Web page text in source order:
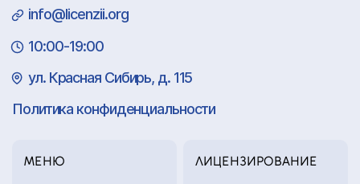
info@licenzii.org
10:00-19:00
ул. Красная Сибирь, д. 115
Политика конфиденциальности
МЕНЮ ЛИЦЕНЗИРОВАНИЕ